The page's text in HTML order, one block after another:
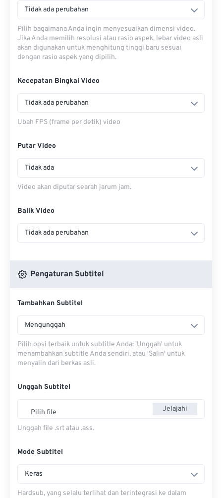
Tidak ada perubahan
Pilih bagaimana Anda ingin menyesuaikan dimensi video.
Jika Anda memilih resolusi atau rasio aspek, lebar video asli
akan digunakan untuk menghitung tinggi baru sesuai
dengan rasio aspek yang dipilih.
Kecepatan Bingkai Video
Tidak ada perubahan
Ubah FPS (frame per detik) video
Putar Video
Tidak ada
Video akan diputar searah jarum jam.
Balik Video
Tidak ada perubahan
Pengaturan Subtitel
Tambahkan Subtitel
Mengunggah
Pilih opsi terbaik untuk subtitle Anda: 'Unggah' untuk
menambahkan subtitle Anda sendiri, atau 'Salin' untuk
menyalin dari berkas asli.
Unggah Subtitel
Pilih file Jelajahi
Unggah file .srt atau .ass.
Mode Subtitel
Keras
Hardsub, yang selalu terlihat dan terintegrasi ke dalam